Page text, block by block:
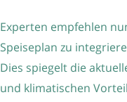
Experten empfehlen
Speiseplan zu
Dies spiegelt die
und klimatischen